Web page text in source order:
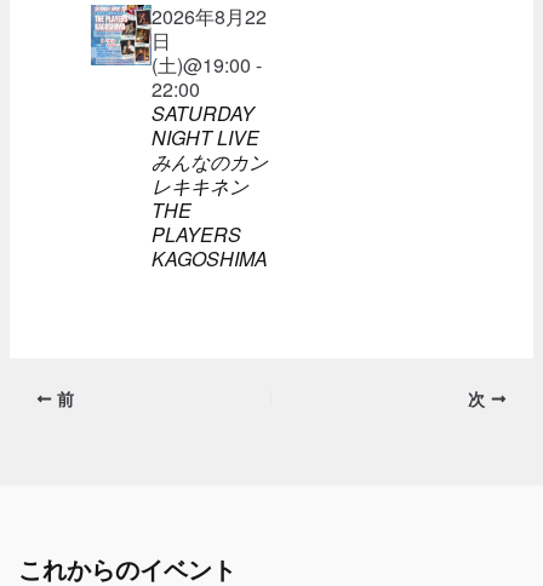
2026年8月22
日
(土)@19:00 -
22:00
SATURDAY
NIGHT LIVE
みんなのカン
レキキネン
THE
PLAYERS
KAGOSHIMA
前 次
これからのイベント